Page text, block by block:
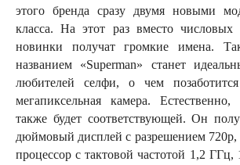
этого бренда сразу двумя новыми
класса. На этот раз вместо числовых
новинки получат громкие имена.
названием «Superman» станет
любителей селфи, о чем
мегапиксельная камера. Естественно,
также будет соответствующей. Он
дюймовый дисплей с разрешением 720p,
процессор с тактовой частотой 1,2